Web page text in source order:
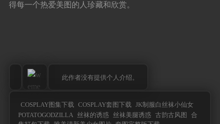
得每一个热爱美图的人珍藏和欣赏。
此作者没有提供个人介绍。
COSPLAY图集下载 COSPLAY套图下载
JK制服白丝袜小仙女
POTATOGODZILLA
丝袜的诱惑 丝袜美腿诱惑 古韵古风图
合